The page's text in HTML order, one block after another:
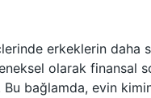
erkeklerin
olarak finansal
Bu bağlamda, evin